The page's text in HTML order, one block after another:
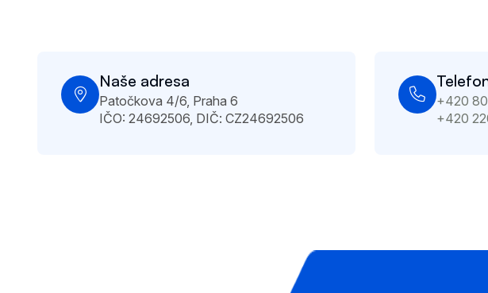
Naše adresa
Patočkova 4/6, Praha 6
IČO: 24692506, DIČ: CZ24692506
+420
+420